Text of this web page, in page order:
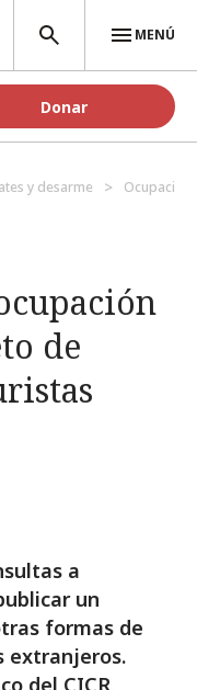
MENÚ
Donar
y desarme Ocupación
de
a
un
formas de
extranjeros.
del CICR,